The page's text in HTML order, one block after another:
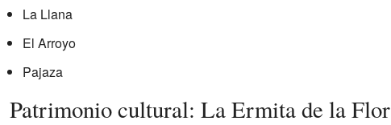
La Llana
El Arroyo
Pajaza
Patrimonio cultural: La Ermita de la Flor